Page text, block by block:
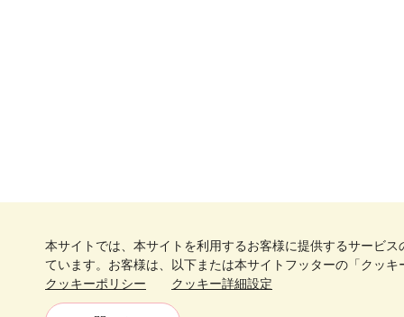
本サイトでは、本サイトを利用するお客様に提供するサービ
ています。お客様は、以下または本サイトフッターの「クッ
クッキーポリシー
クッキー詳細設定